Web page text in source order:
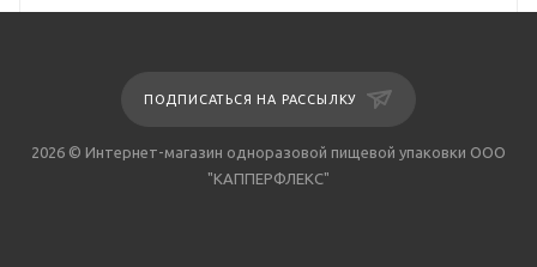
ПОДПИСАТЬСЯ НА РАССЫЛКУ
2026 © Интернет-магазин одноразовой пищевой упаковки ООО
"КАППЕРФЛЕКС"